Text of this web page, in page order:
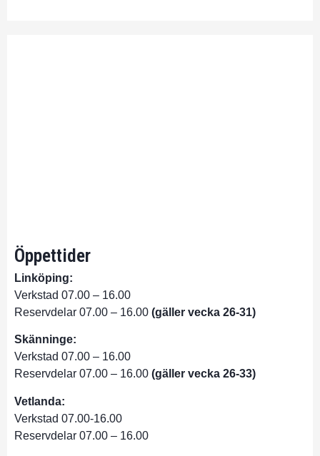
Öppettider
Linköping:
Verkstad 07.00 – 16.00
Reservdelar 07.00 – 16.00 (gäller vecka 26-31)
Skänninge:
Verkstad 07.00 – 16.00
Reservdelar 07.00 – 16.00 (gäller vecka 26-33)
Vetlanda:
Verkstad 07.00-16.00
Reservdelar 07.00 – 16.00